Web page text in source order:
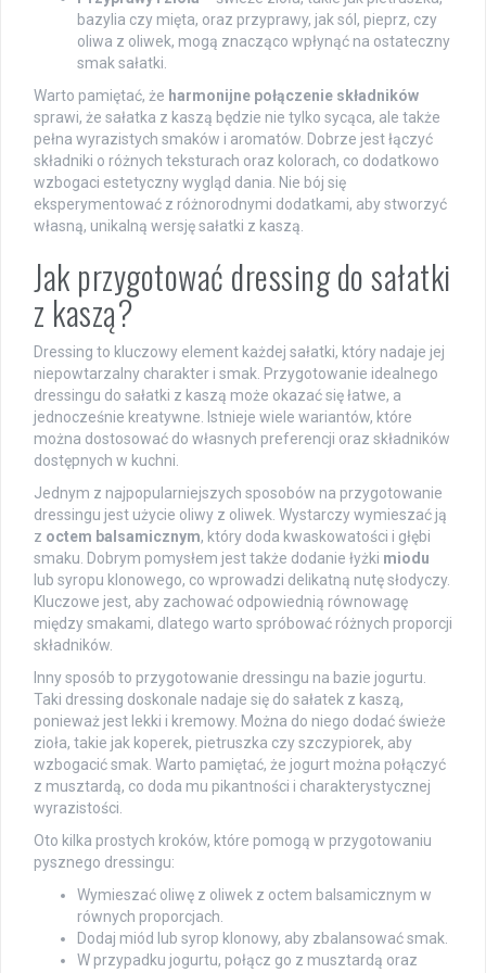
bazylia czy mięta, oraz przyprawy, jak sól, pieprz, czy
oliwa z oliwek, mogą znacząco wpłynąć na ostateczny
smak sałatki.
Warto pamiętać, że harmonijne połączenie składników
sprawi, że sałatka z kaszą będzie nie tylko sycąca, ale także
pełna wyrazistych smaków i aromatów. Dobrze jest łączyć
składniki o różnych teksturach oraz kolorach, co dodatkowo
wzbogaci estetyczny wygląd dania. Nie bój się
eksperymentować z różnorodnymi dodatkami, aby stworzyć
własną, unikalną wersję sałatki z kaszą.
Jak przygotować dressing do sałatki
z kaszą?
Dressing to kluczowy element każdej sałatki, który nadaje jej
niepowtarzalny charakter i smak. Przygotowanie idealnego
dressingu do sałatki z kaszą może okazać się łatwe, a
jednocześnie kreatywne. Istnieje wiele wariantów, które
można dostosować do własnych preferencji oraz składników
dostępnych w kuchni.
Jednym z najpopularniejszych sposobów na przygotowanie
dressingu jest użycie oliwy z oliwek. Wystarczy wymieszać ją
z octem balsamicznym, który doda kwaskowatości i głębi
smaku. Dobrym pomysłem jest także dodanie łyżki miodu
lub syropu klonowego, co wprowadzi delikatną nutę słodyczy.
Kluczowe jest, aby zachować odpowiednią równowagę
między smakami, dlatego warto spróbować różnych proporcji
składników.
Inny sposób to przygotowanie dressingu na bazie jogurtu.
Taki dressing doskonale nadaje się do sałatek z kaszą,
ponieważ jest lekki i kremowy. Można do niego dodać świeże
zioła, takie jak koperek, pietruszka czy szczypiorek, aby
wzbogacić smak. Warto pamiętać, że jogurt można połączyć
z musztardą, co doda mu pikantności i charakterystycznej
wyrazistości.
Oto kilka prostych kroków, które pomogą w przygotowaniu
pysznego dressingu:
Wymieszać oliwę z oliwek z octem balsamicznym w
równych proporcjach.
Dodaj miód lub syrop klonowy, aby zbalansować smak.
W przypadku jogurtu, połącz go z musztardą oraz